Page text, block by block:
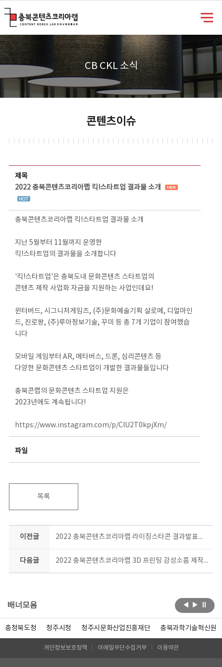
CB CKL 소식
콘텐츠이슈
제목
2022 충북콘텐츠코리아랩 킥!스타트업 결과물 소개
충북콘텐츠코리아랩 킥!스타트업 결과물 소개
지난 5월부터 11월까지 운영한
킥!스타트업의 결과물을 소개합니다
'킥!스타트업'은 충북도내 문화콘텐츠 스타트업의
콘텐츠 제작 사업화 자금을 지원하는 사업인데요!
윈터버드, 시그니처게임즈, (주)문화예술기획 살로메, 디얼마인
드, 진로팡, (주)루아정보기술, 꾸미 등 총 7개 기업이 참여했습
니다
모바일 게임부터 AR, 메타버스, 드론, 심리콘텐츠 등
다양한 문화콘텐츠 스타트업이 개발한 결과물들입니다
충북콘랩의 문화콘텐츠 스타트업 지원은
2023년에도 계속됩니다!
https://www.instagram.com/p/ClU2T0kpjXm/
파일
목록
이전글 2022 충북콘텐츠코리아랩 라이징스타콘 결과발표회 현장
다음글 2022 충북콘텐츠코리아랩 3D 프린팅 감성소품 제작과정 결과공유회
배너모음
충청북도청 청주시청 청주시문화산업진흥재단 충북과학기술혁신원
개인정보보호정책 이메일무단수집거부 이용약관